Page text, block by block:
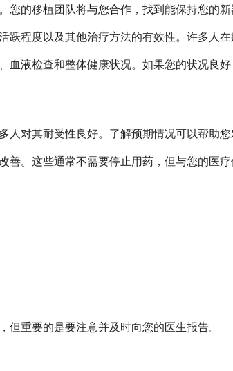
的移植团队将与您合作，找到能保持您的新
程度以及其他治疗方法的有效性。许多人
液检查和整体健康状况。如果您的状况良
对其耐受性良好。了解预期情况可以帮助
。这些通常不需要停止用药，但与您的医疗
重要的是要注意并及时向您的医生报告。